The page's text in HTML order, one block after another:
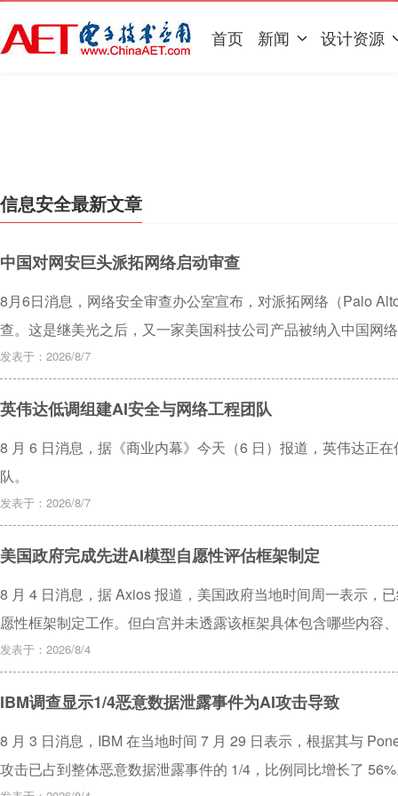
首页 新闻 设计资源
信息安全最新文章
中国对网安巨头派拓网络启动审查
8月6日消息，网络安全审查办公室宣布，对派拓网络（Palo
查。这是继美光之后，又一家美国科技公司产品被纳入中国网
发表于：2026/8/7
英伟达低调组建AI安全与网络工程团队
8 月 6 日消息，据《商业内幕》今天（6 日）报道，英伟达正
队。
发表于：2026/8/7
美国政府完成先进AI模型自愿性评估框架制定
8 月 4 日消息，据 Axios 报道，美国政府当地时间周一表示，
愿性框架制定工作。但白宫并未透露该框架具体包含哪些内容
开始采用这一框架。
发表于：2026/8/4
IBM调查显示1/4恶意数据泄露事件为AI攻击导致
8 月 3 日消息，IBM 在当地时间 7 月 29 日表示，根据其与
攻击已占到整体恶意数据泄露事件的 1/4，比例同比增长了